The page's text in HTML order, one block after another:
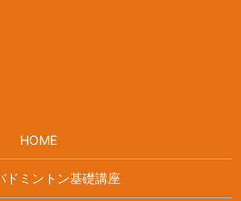
HOME
ドミントン基礎講座